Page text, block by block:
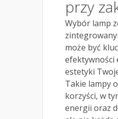
przy
Wybór lamp
może być
efektywności
estetyki
Takie lampy
korzyści, w
energii oraz